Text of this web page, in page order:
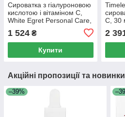
Сироватка з гіалуроновою
кислотою і вітаміном C,
White Egret Personal Care,
1 524 ₴
Купити
C, 30
2
Акційні пропозиції та новинки
–39%